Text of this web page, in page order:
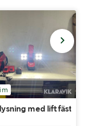
med liftfäste